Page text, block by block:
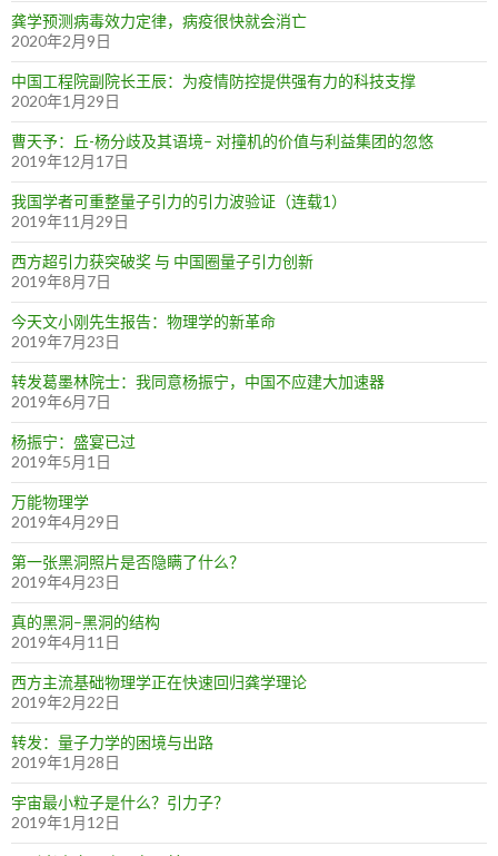
龚学预测病毒效力定律，病疫很快就会消亡
2020年2月9日
中国工程院副院长王辰：为疫情防控提供强有力的科技支撑
2020年1月29日
曹天予：丘-杨分歧及其语境– 对撞机的价值与利益集团的忽悠
2019年12月17日
我国学者可重整量子引力的引力波验证（连载1）
2019年11月29日
西方超引力获突破奖 与 中国圈量子引力创新
2019年8月7日
今天文小刚先生报告：物理学的新革命
2019年7月23日
转发葛墨林院士：我同意杨振宁，中国不应建大加速器
2019年6月7日
杨振宁：盛宴已过
2019年5月1日
万能物理学
2019年4月29日
第一张黑洞照片是否隐瞒了什么？
2019年4月23日
真的黑洞–黑洞的结构
2019年4月11日
西方主流基础物理学正在快速回归龚学理论
2019年2月22日
转发：量子力学的困境与出路
2019年1月28日
宇宙最小粒子是什么？引力子？
2019年1月12日